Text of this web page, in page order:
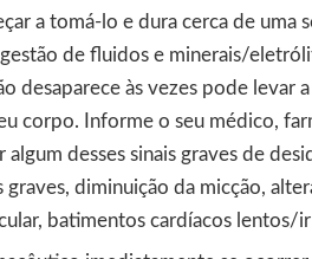
a tomá-lo e dura cerca de uma
de fluidos e minerais/
desaparece às vezes pode levar
corpo. Informe o seu médico,
desses sinais graves de
diminuição da micção,
batimentos cardíacos lentos/